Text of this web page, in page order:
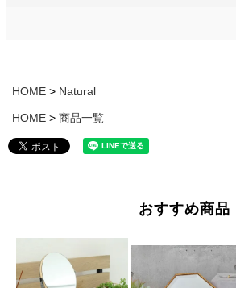
HOME Natural
HOME 商品一覧
おすすめ商品